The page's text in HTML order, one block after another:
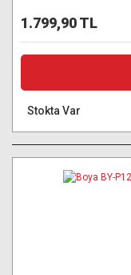
1.799,90 TL
Stokta Var